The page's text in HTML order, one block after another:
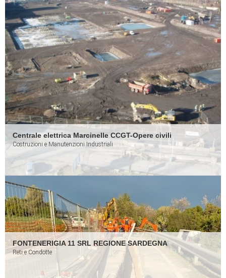
Centrale elettrica Marcinelle CCGT-Opere civili
Costruzioni e Manutenzioni Industriali
FONTENERIGIA 11 SRL REGIONE SARDEGNA
Reti e Condotte